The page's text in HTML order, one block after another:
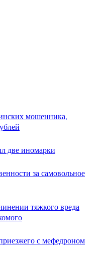
мошенника,
две иномарки
за самовольное
тяжкого вреда
с мефедроном